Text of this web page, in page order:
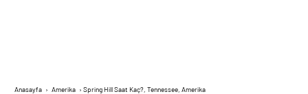
Anasayfa › Amerika › Spring Hill Saat Kaç?, Tennessee, Amerika